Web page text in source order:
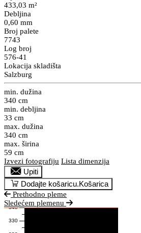
433,03 m²
Debljina
0,60 mm
Broj palete
7743
Log broj
576-41
Lokacija skladišta
Salzburg
min. dužina
340 cm
min. debljina
33 cm
max. dužina
340 cm
max. širina
59 cm
Izvezi fotografiju Lista dimenzija
Upiti
Dodajte košaricu.Košarica
Prethodno pleme
Sledećem plemenu
330
340